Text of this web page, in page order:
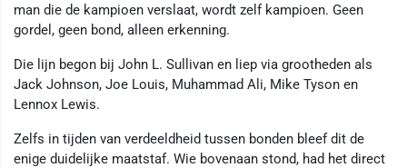
man die de kampioen verslaat, wordt zelf kampioen. Geen
gordel, geen bond, alleen erkenning.
Die lijn begon bij John L. Sullivan en liep via grootheden als
Jack Johnson, Joe Louis, Muhammad Ali, Mike Tyson en
Lennox Lewis.
Zelfs in tijden van verdeeldheid tussen bonden bleef dit de
enige duidelijke maatstaf. Wie bovenaan stond, had het direct